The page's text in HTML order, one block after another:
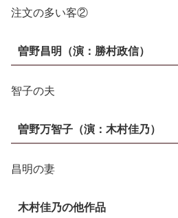
注文の多い客②
曽野昌明 （演： 勝村政信）
智子の夫
曽野万智子（演： 木村佳乃）
昌明の妻
木村佳乃の他作品